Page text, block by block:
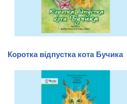
Коротка відпустка кота Бучика